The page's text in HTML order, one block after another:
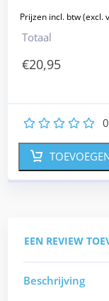
Totaal
€20,95
5
4
3
2 0
EEN REVIEW
Beschrijving